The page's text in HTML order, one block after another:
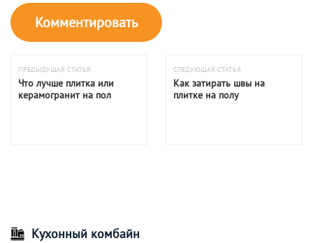
ПРЕДЫДУЩАЯ СТАТЬЯ
Что лучше плитка или
керамогранит на пол
СЛЕДУЮЩАЯ СТАТЬЯ
Как затирать швы на
плитке на полу
Кухонный комбайн